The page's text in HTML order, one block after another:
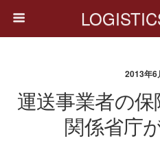
2013年6
運送事業者の保
関係省庁